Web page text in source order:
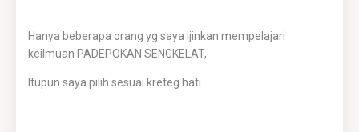
Hanya beberapa orang yg saya ijinkan mempelajari
keilmuan PADEPOKAN SENGKELAT,
Itupun saya pilih sesuai kreteg hati